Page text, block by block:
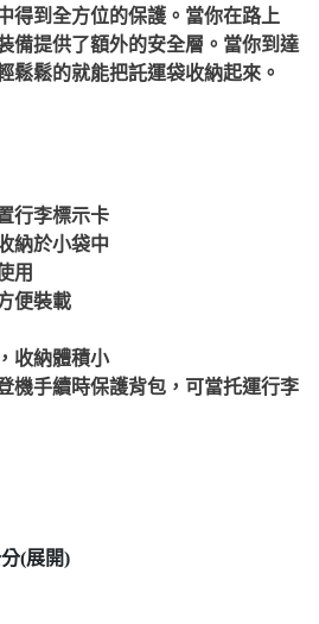
得到全方位的保護。當你在路上
備提供了額外的安全層。當你到達
鬆鬆的就能把託運袋收納起來。
行李標示卡
納於小袋中
用
便裝載
收納體積小
機手續時保護背包，可當托運行李
(展開)